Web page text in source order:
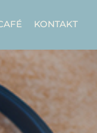
KONTAKT